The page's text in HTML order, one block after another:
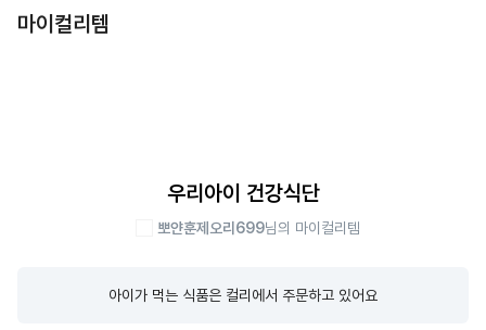
마이컬리템
우리아이 건강식단
뽀얀훈제오리699님의 마이컬리템
아이가 먹는 식품은 컬리에서 주문하고 있어요